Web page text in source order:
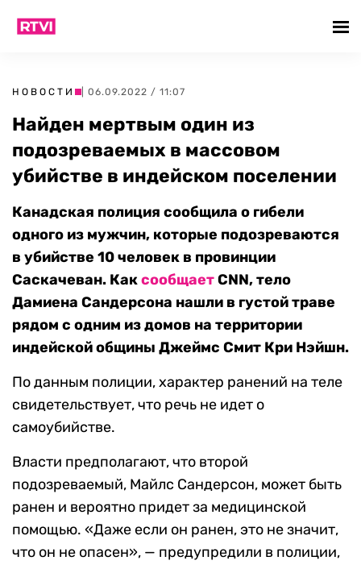
НОВОСТИ | 06.09.2022 / 11:07
Найден мертвым один из
подозреваемых в массовом
убийстве в индейском поселении
Канадская полиция сообщила о гибели
одного из мужчин, которые подозреваются
в убийстве 10 человек в провинции
Саскачеван. КаксообщаетCNN, тело
Дамиена Сандерсона нашли в густой траве
рядом с одним из домов на территории
индейской общины Джеймс Смит Кри Нэйшн.
По данным полиции, характер ранений на теле
свидетельствует, что речь не идет о
самоубийстве.
Власти предполагают, что второй
подозреваемый, Майлс Сандерсон, может быть
ранен и вероятно придет за медицинской
помощью. «Даже если он ранен, это не значит,
что он не опасен», — предупредили в полиции,